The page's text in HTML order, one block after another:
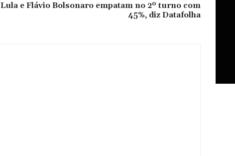
Lula e Flávio Bolsonaro empatam no 2º turno com
45%, diz Datafolha